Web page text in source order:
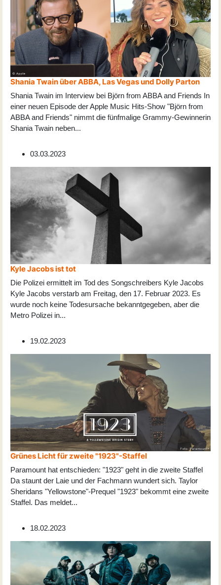
Shania Twain über ABBA, Las Vegas und Dolly Parton
Shania Twain im Interview bei Björn from ABBA and Friends In
einer neuen Episode der Apple Music Hits-Show "Björn from
ABBA and Friends" nimmt die fünfmalige Grammy-Gewinnerin
Shania Twain neben...
03.03.2023
Kyle Jacobs ist tot
Die Polizei ermittelt im Tod des Songschreibers Kyle Jacobs
Kyle Jacobs verstarb am Freitag, den 17. Februar 2023. Es
wurde noch keine Todesursache bekanntgegeben, aber die
Metro Polizei in...
19.02.2023
Grünes Licht für zweite "1923"-Staffel
Paramount hat entschieden: "1923" geht in die zweite Staffel
Da staunt der Laie und der Fachmann wundert sich. Taylor
Sheridans "Yellowstone"-Prequel "1923" bekommt eine zweite
Staffel. Das meldet...
18.02.2023